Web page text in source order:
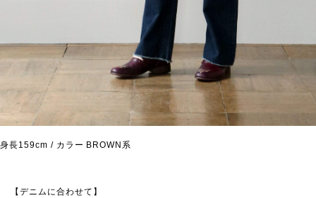
身長159cm / カラー BROWN系
【デニムに合わせて】